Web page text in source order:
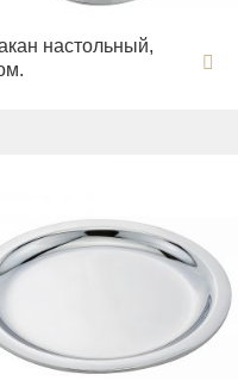
настольный,